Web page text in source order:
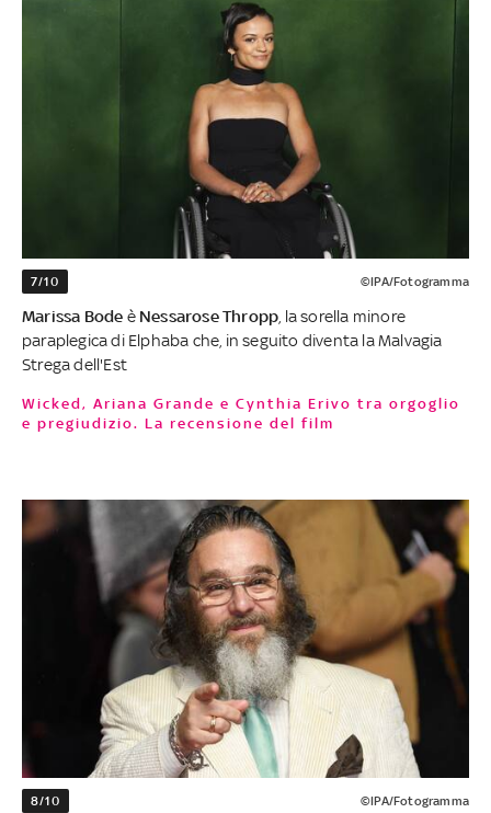
7/10 ©IPA/Fotogramma
Marissa Bode è Nessarose Thropp , la sorella minore
paraplegica di Elphaba che, in seguito diventa la Malvagia
Strega dell'Est
Wicked, Ariana Grande e Cynthia Erivo tra orgoglio
e pregiudizio. La recensione del film
8/10 ©IPA/Fotogramma